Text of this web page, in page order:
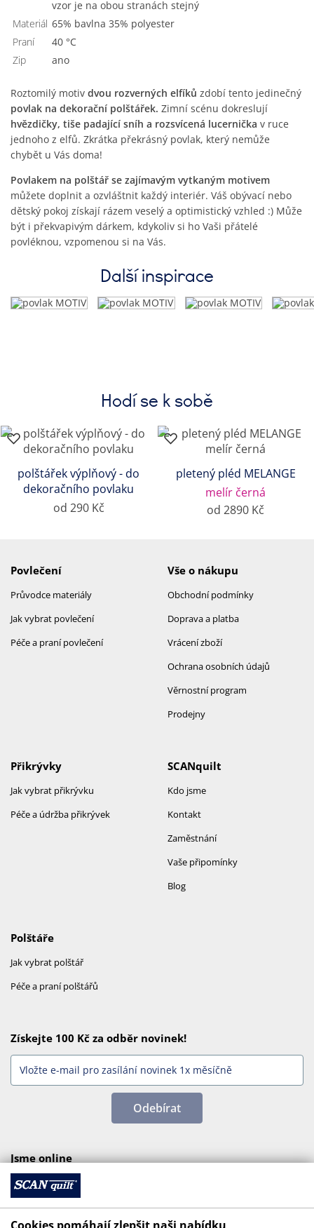
vzor je na obou stranách stejný
Materiál
65% bavlna 35% polyester
Praní
40 °C
Zip
Ano
Roztomilý motiv dvou rozverných elfíků zdobí tento jedinečný
povlak na dekorační polštářek. Zimní scénu dokreslují
hvězdičky, tiše padající sníh a rozsvícená lucernička v ruce
jednoho z elfů. Zkrátka překrásný povlak, který nemůže
chybět u Vás doma!
Povlakem na polštář se zajímavým vytkaným motivem
můžete doplnit a ozvláštnit každý interiér. Váš obývací nebo
dětský pokoj získají rázem veselý a optimistický vzhled :) Může
být i překvapivým dárkem, kdykoliv si ho Vaši přátelé
povléknou, vzpomenou si na Vás.
Další inspirace
Hodí se k sobě
polštářek výplňový - do
dekoračního povlaku
od 290 Kč
pletený pléd MELANGE
melír černá
od 2890 Kč
Povlečení
Průvodce materiály
Jak vybrat povlečení
Péče a praní povlečení
Vše o nákupu
Obchodní podmínky
Doprava a platba
Vrácení zboží
Ochrana osobních údajů
Věrnostní program
Prodejny
SCANquilt
Kdo jsme
Kontakt
Zaměstnání
Vaše připomínky
Blog
Přikrývky
Jak vybrat přikrývku
Péče a údržba přikrývek
Polštáře
Jak vybrat polštář
Péče a praní polštářů
Získejte 100 Kč za odběr novinek!
Odebírat
Jsme online